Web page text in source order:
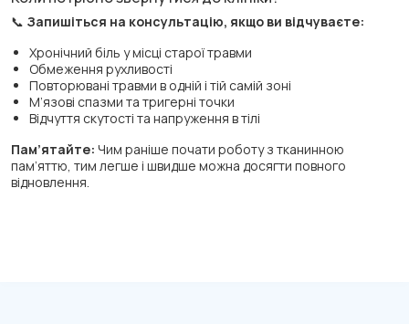
📞 Запишіться на консультацію, якщо ви відчуваєте:
Хронічний біль у місці старої травми
Обмеження рухливості
Повторювані травми в одній і тій самій зоні
М’язові спазми та тригерні точки
Відчуття скутості та напруження в тілі
Пам’ятайте: Чим раніше почати роботу з тканинною
пам’яттю, тим легше і швидше можна досягти повного
відновлення.